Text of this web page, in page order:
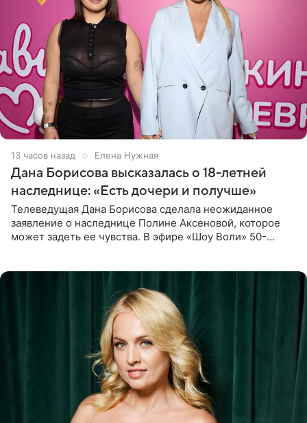
13 часов назад Елена Нужная
Дана Борисова высказалась о 18-летней
наследнице: «Есть дочери и получше»
Телеведущая Дана Борисова сделала неожиданное
заявление о наследнице Полине Аксеновой, которое
может задеть ее чувства. В эфире «Шоу Воли» 50-